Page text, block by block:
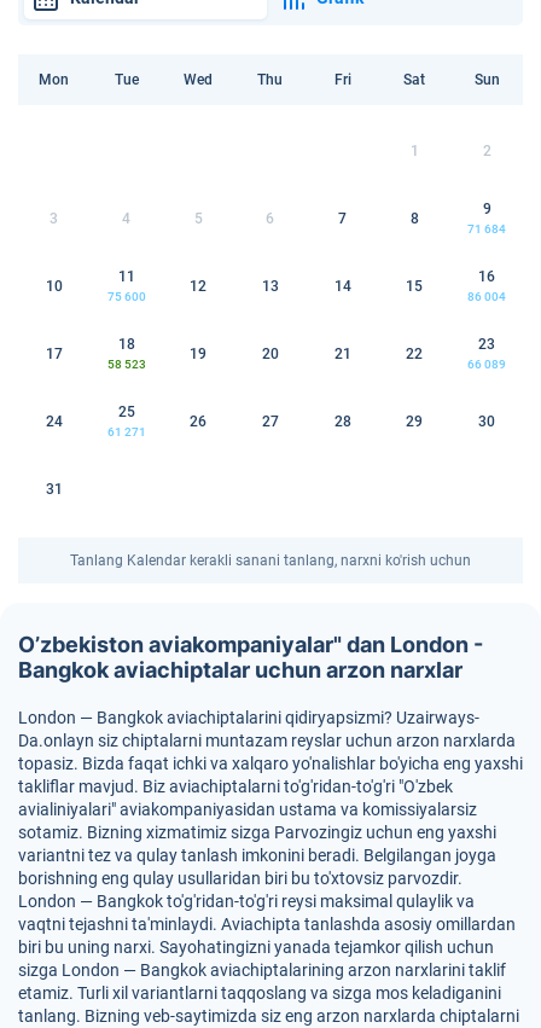
Mon Tue Wed Thu Fri Sat Sun
1 2
3 4 5 6 7 8
9
71 684
10
11
75 600
12 13 14 15
16
86 004
17
18
58 523
19 20 21 22
23
66 089
24
25
61 271
26 27 28 29 30
31
Tanlang Kalendar kerakli sanani tanlang, narxni ko'rish uchun
O’zbekiston aviakompaniyalar" dan London -
Bangkok aviachiptalar uchun arzon narxlar
London — Bangkok aviachiptalarini qidiryapsizmi? Uzairways-
Da.onlayn siz chiptalarni muntazam reyslar uchun arzon narxlarda
topasiz. Bizda faqat ichki va xalqaro yo'nalishlar bo'yicha eng yaxshi
takliflar mavjud. Biz aviachiptalarni to'g'ridan-to'g'ri "O'zbek
avialiniyalari" aviakompaniyasidan ustama va komissiyalarsiz
sotamiz. Bizning xizmatimiz sizga Parvozingiz uchun eng yaxshi
variantni tez va qulay tanlash imkonini beradi. Belgilangan joyga
borishning eng qulay usullaridan biri bu to'xtovsiz parvozdir.
London — Bangkok to'g'ridan-to'g'ri reysi maksimal qulaylik va
vaqtni tejashni ta'minlaydi. Aviachipta tanlashda asosiy omillardan
biri bu uning narxi. Sayohatingizni yanada tejamkor qilish uchun
sizga London — Bangkok aviachiptalarining arzon narxlarini taklif
etamiz. Turli xil variantlarni taqqoslang va sizga mos keladiganini
tanlang. Bizning veb-saytimizda siz eng arzon narxlarda chiptalarni